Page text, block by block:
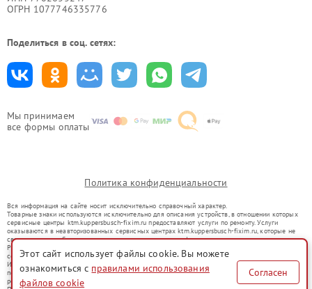
Мы принимаем
все формы оплаты
ОГРН 1077746335776
Поделиться в соц. сетях:
Политика конфиденциальности
Вся информация на сайте носит исключительно справочный характер.
Товарные знаки используются исключительно для описания устройств, в отношении которых
сервисные центры ktm.kuppersbusch-fixim.ru предоставляют услуги по ремонту. Услуги
оказываются в неавторизованных сервисных центрах ktm.kuppersbusch-fixim.ru, которые не
связаны с правообладателями товарных знаков или их официальными представителями.
Ремонт осуществляется для устройств, уже введенных в гражданский оборот в соответствии
со статьей 1487 ГК РФ.
Использование товарных знаков не преследует цели индивидуализации услуг или введения
потребителей в заблуждение, а служит для информирования о предоставляемых услугах по
ремонту техники указанных брендов.
Этот сайт использует файлы cookie. Вы можете
ознакомиться с правилами использования
файлов cookie
Согласен